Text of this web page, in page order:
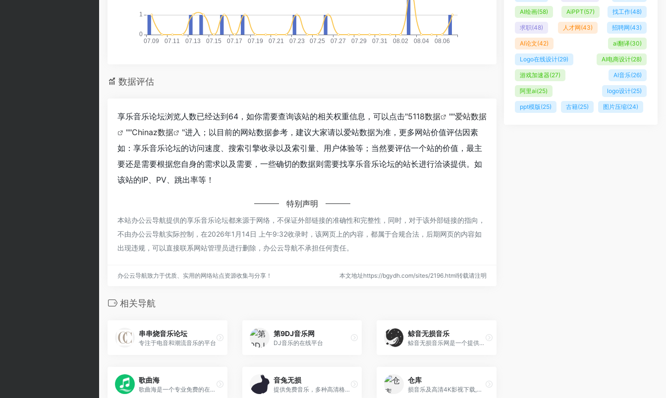
数据评估
享乐音乐论坛浏览人数已经达到64，如你需要查询该站的相关权重信息，可以点击"5118数据 ""爱站数据
""Chinaz数据
"进入；以目前的网站数据参考，建议大家请以爱站数据为准，更多网站价值评估因素
如：享乐音乐论坛的访问速度、搜索引擎收录以及索引量、用户体验等；当然要评估一个站的价值，最主
要还是需要根据您自身的需求以及需要，一些确切的数据则需要找享乐音乐论坛的站长进行洽谈提供。如
该站的IP、PV、跳出率等！
特别声明
本站办公云导航提供的享乐音乐论坛都来源于网络，不保证外部链接的准确性和完整性，同时，对于该外部链接的指向，
不由办公云导航实际控制，在2026年1月14日 上午9:32收录时，该网页上的内容，都属于合规合法，后期网页的内容如
出现违规，可以直接联系网站管理员进行删除，办公云导航不承担任何责任。
办公云导航致力于优质、实用的网络站点资源收集与分享！ 本文地址https://bgydh.com/sites/2196.html转载请注明
相关导航
串串烧音乐论坛
专注于电音和潮流音乐的平台
第9DJ音乐网
DJ音乐的在线平台
鲸音无损音乐
鲸音无损音乐网是一个提供高品质无损音乐资源的网站，提供丰富多样的音乐内容。内容涵盖内地、港台、日韩、欧美、纯音乐、车载DJ、闽南语等多种风格，满足不同听众的音乐需求。
歌曲海
歌曲海是一个专业免费的在线音乐搜索与下载平台，致力于为用户提供全网最全面的MP3歌曲资源。无论是付费歌曲、流行音乐，还是经典老歌，这里都能轻松找到。
音兔无损
提供免费音乐，多种高清格式无损音乐。主要以SACD无损音乐，DSD无损音乐和Hires无损音乐为主。是一个不可多得的免费音乐网站。让无损更上一个逼格。 音兔无损 - 高品质无损音乐下载
仓库
损音乐及高清4K影视下载,热门相声小品等分享
AI绘画(58) AiPPT(57) 找工作(48)
求职(48) 人才网(43) 招聘网(43)
AI论文(42) ai翻译(30)
Logo在线设计(29) AI电商设计(28)
游戏加速器(27) AI音乐(26)
阿里ai(25) logo设计(25)
ppt模版(25) 古籍(25) 图片压缩(24)